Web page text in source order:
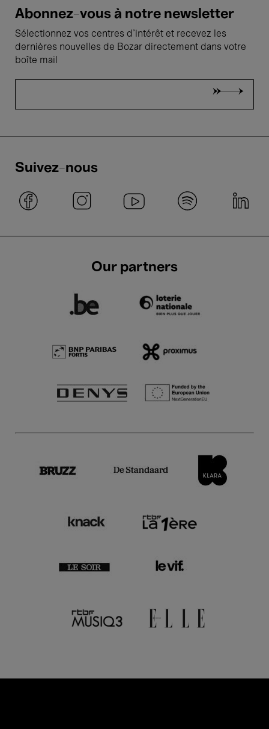
Abonnez-vous à notre newsletter
Sélectionnez vos centres d'intérêt et recevez les
dernières nouvelles de Bozar directement dans votre
boîte mail
Suivez-nous
Our partners